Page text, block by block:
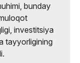
bunday
investitsiya
tayyorligining